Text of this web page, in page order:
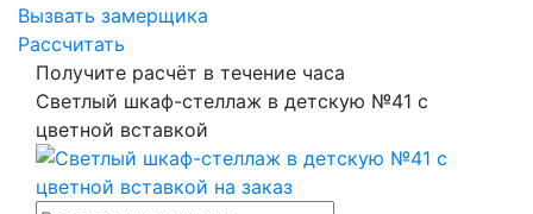
Вызвать замерщика
Рассчитать
Получите расчёт в течение часа
Светлый шкаф-стеллаж в детскую №41 с
цветной вставкой